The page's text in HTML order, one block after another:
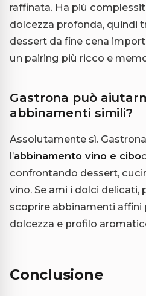
raffinata. Ha più
dolcezza profonda, quindi
dessert da fine cena
un pairing più ricco e
Gastrona può
abbinamenti simili?
Assolutamente sì.
l’abbinamento vino e cibo
confrontando dessert,
vino. Se ami i dolci delicati,
scoprire abbinamenti affini
dolcezza e profilo
Conclusione